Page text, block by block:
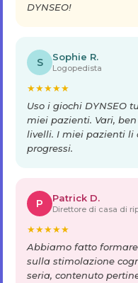
DYNSEO!
S Sophie R.
Logopedista
★★★★★
Uso i giochi DYNSEO
miei pazienti. Vari,
livelli. I miei pazienti li
progressi.
P Patrick D.
Direttore di casa di
★★★★★
Abbiamo fatto
sulla stimolazione
seria, contenuto